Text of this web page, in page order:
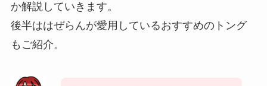
か解説していきます。
後半ははぜらんが愛用しているおすすめのトング
もご紹介。